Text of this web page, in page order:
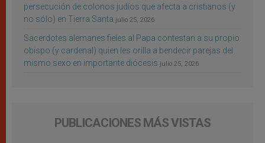
persecución de colonos judíos que afecta a cristianos (y
no sólo) en Tierra Santa julio 25, 2026
Sacerdotes alemanes fieles al Papa contestan a su propio
obispo (y cardenal) quien les orilla a bendecir parejas del
mismo sexo en importante diócesis julio 25, 2026
PUBLICACIONES MÁS VISTAS